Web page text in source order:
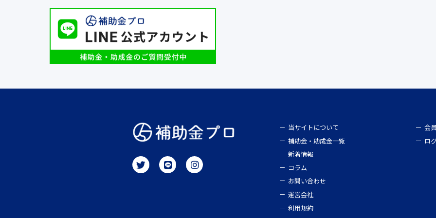
当サイトについて
補助金・助成金一覧
新着情報
コラム
お問い合わせ
運営会社
利用規約
会
ロ